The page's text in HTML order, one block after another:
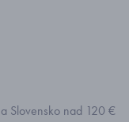
Slovensko nad 120 €